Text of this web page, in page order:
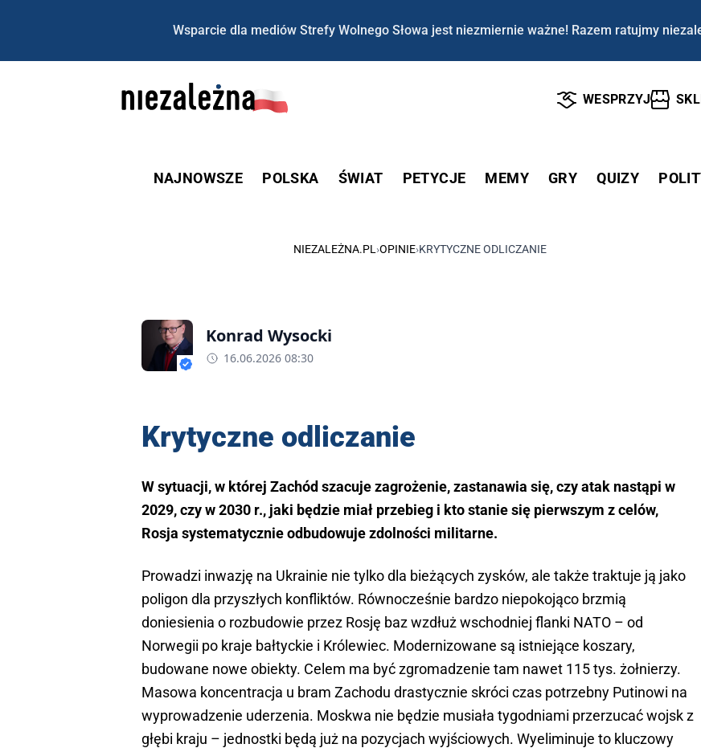
Wsparcie dla mediów Strefy Wolnego Słowa jest niezmiernie ważne! Razem ratujmy
WESPRZYJ
NAJNOWSZE POLSKA ŚWIAT PETYCJE MEMY GRY QUIZY
NIEZALEŻNA.PL ›OPINIE›KRYTYCZNE ODLICZANIE
Konrad Wysocki
16.06.2026 08:30
Krytyczne odliczanie
W sytuacji, w której Zachód szacuje zagrożenie, zastanawia się, czy atak nastąpi w
2029, czy w 2030 r., jaki będzie miał przebieg i kto stanie się pierwszym z celów,
Rosja systematycznie odbudowuje zdolności militarne.
Prowadzi inwazję na Ukrainie nie tylko dla bieżących zysków, ale także traktuje ją jako
poligon dla przyszłych konfliktów. Równocześnie bardzo niepokojąco brzmią
doniesienia o rozbudowie przez Rosję baz wzdłuż wschodniej flanki NATO – od
Norwegii po kraje bałtyckie i Królewiec. Modernizowane są istniejące koszary,
budowane nowe obiekty. Celem ma być zgromadzenie tam nawet 115 tys. żołnierzy.
Masowa koncentracja u bram Zachodu drastycznie skróci czas potrzebny Putinowi na
wyprowadzenie uderzenia. Moskwa nie będzie musiała tygodniami przerzucać wojsk z
głębi kraju – jednostki będą już na pozycjach wyjściowych. Wyeliminuje to kluczowy